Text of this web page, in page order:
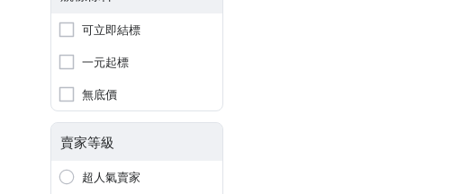
可立即結標
一元起標
無底價
賣家等級
超人氣賣家